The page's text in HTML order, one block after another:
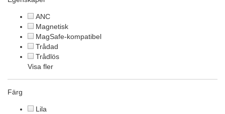
ANC
Magnetisk
MagSafe-kompatibel
Trådad
Trådlös
Visa fler
Färg
Lila